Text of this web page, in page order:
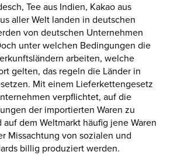
Tee aus Indien, Kakao aus
aller Welt landen in deutschen
von deutschen Unternehmen
unter welchen Bedingungen die
arbeiten, welche
gelten, das regeln die Länder in
Mit einem Lieferkettengesetz
verpflichtet, auf die
der importierten Waren zu
dem Weltmarkt häufig jene Waren
Missachtung von sozialen und
billig produziert werden.